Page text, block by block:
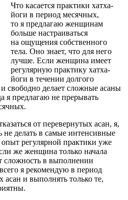
Что касается практики хатха-
йоги в период месячных,
то я предлагаю женщинам
больше настраиваться
на ощущения собственного
тела. Оно знает, что для него
лучше. Если женщина имеет
регулярную практику хатха-
йоги в течении долгого
свободно делает сложные асаны
я предлагаю не прерывать
от перевернутых асан, я,
не делать в самые интенсивные
регулярной практики уже
же женщина только начала
сложность в выполнении
я рекомендую в период
асан и выполнять только те,